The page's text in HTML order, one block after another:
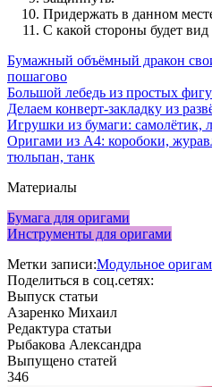
Придержать в данном
С какой стороны будет
Бумажный объёмный дракон
пошагово
Большой лебедь из простых
Делаем конверт-закладку из
Игрушки из бумаги: самолётик,
Оригами из А4: коробоки,
тюльпан, танк
Материалы
Бумага для оригами
Инструменты для оригами
Метки записи:Модульное
Поделиться в соц.сетях:
Выпуск статьи
Азаренко Михаил
Редактура статьи
Рыбакова Александра
Выпущено статей
346